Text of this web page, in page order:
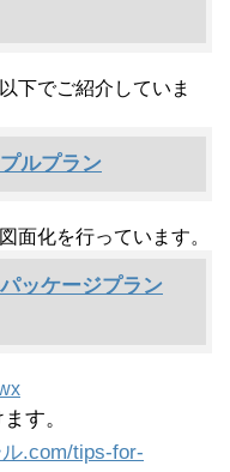
下でご紹介していま
ルプラン
面化を行っています。
ッケージプラン
す。
.com/tips-for-